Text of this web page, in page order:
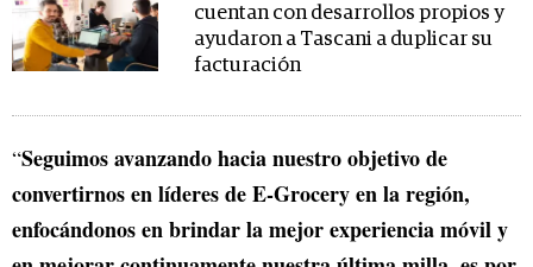
cuentan con desarrollos propios y
ayudaron a Tascani a duplicar su
facturación
“Seguimos avanzando hacia nuestro objetivo de
convertirnos en líderes de E-Grocery en la región,
enfocándonos en brindar la mejor experiencia móvil y